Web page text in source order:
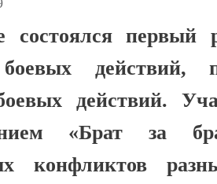
состоялся первый
боевых
действий.
«Брат за
конфликтов